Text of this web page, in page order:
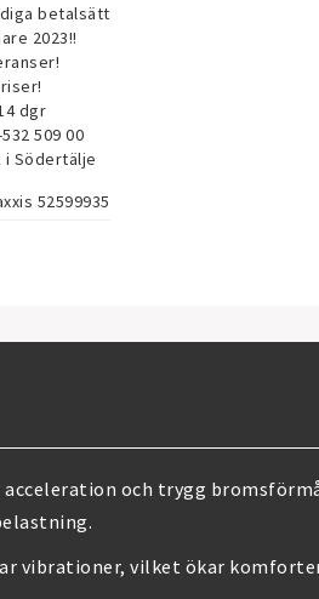
betalsätt
2023!!
dgr
509 00
i Södertälje
52599935
och trygg
vibrationer, vilket ökar